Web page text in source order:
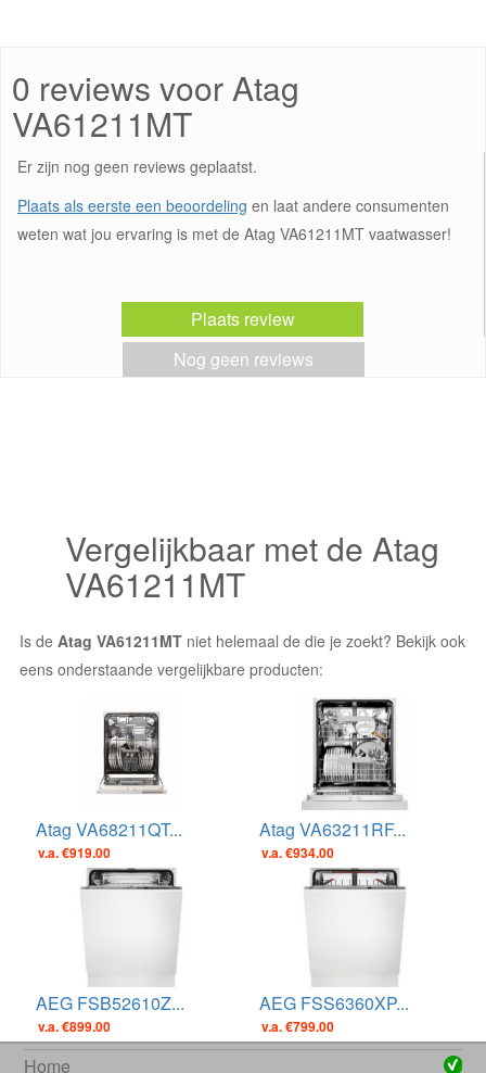
0 reviews voor Atag
VA61211MT
Er zijn nog geen reviews geplaatst.
Plaats als eerste een beoordeling en laat andere consumenten
weten wat jou ervaring is met de Atag VA61211MT vaatwasser!
Plaats review
Nog geen reviews
Vergelijkbaar met de Atag
VA61211MT
Is de Atag VA61211MT niet helemaal de die je zoekt? Bekijk ook
eens onderstaande vergelijkbare producten:
Atag VA68211QT...
v.a. €919.00
Atag VA63211RF...
v.a. €934.00
AEG FSB52610Z...
v.a. €899.00
AEG FSS6360XP...
v.a. €799.00
Home